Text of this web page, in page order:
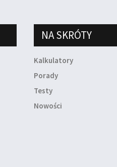
NA SKRÓTY
Kalkulatory
Porady
Testy
Nowości